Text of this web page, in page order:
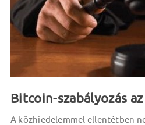
Bitcoin-szabályozás az
A közhiedelemmel ellentétben